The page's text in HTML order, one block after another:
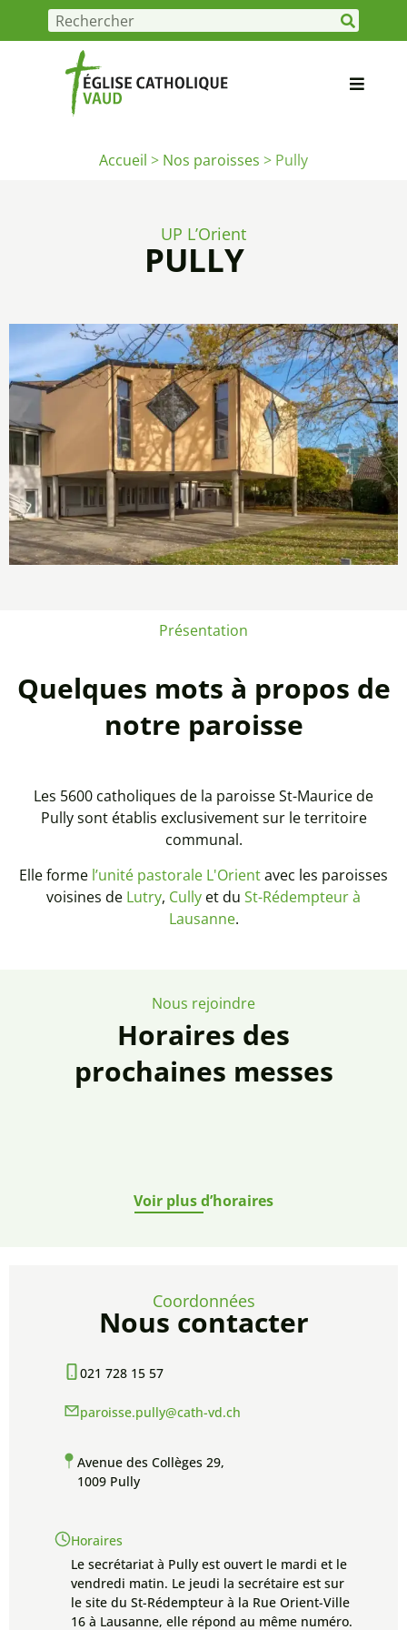
Accueil > Nos paroisses > Pully
UP L’Orient
PULLY
Présentation
Quelques mots à propos de
notre paroisse
Les 5600 catholiques de la paroisse St-Maurice de
Pully sont établis exclusivement sur le territoire
communal.
Elle forme l’unité pastorale L'Orientavec les paroisses
voisines de Lutry, Cully et du St-Rédempteur à
Lausanne.
Nous rejoindre
Horaires des
prochaines messes
Voir plus d’horaires
Coordonnées
Nous contacter
021 728 15 57
paroisse.pully@cath-vd.ch
Avenue des Collèges 29,
1009 Pully
Horaires
Le secrétariat à Pully est ouvert le mardi et le
vendredi matin. Le jeudi la secrétaire est sur
le site du St-Rédempteur à la Rue Orient-Ville
16 à Lausanne, elle répond au même numéro.